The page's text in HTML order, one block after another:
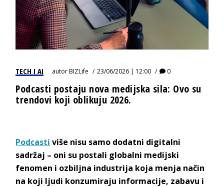
TECH I AI autorBIZLife 23/06/2026 | 12:00 0
Podcasti postaju nova medijska sila: Ovo su
trendovi koji oblikuju 2026.
Podcasti više nisu samo dodatni digitalni
sadržaj – oni su postali globalni medijski
fenomen i ozbiljna industrija koja menja način
na koji ljudi konzumiraju informacije, zabavu i